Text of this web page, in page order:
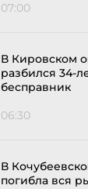
07:00
В Кировском
разбился 34-
бесправник
06:30
В
погибла вся